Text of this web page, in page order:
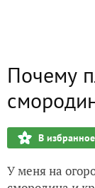
Почему
В
У меня на